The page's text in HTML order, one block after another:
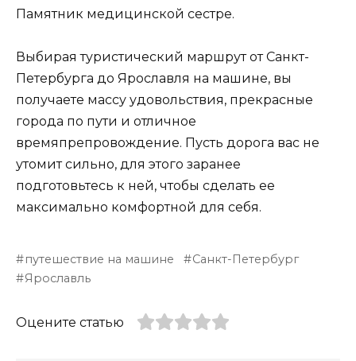
Памятник медицинской сестре.
Выбирая туристический маршрут от Санкт-
Петербурга до Ярославля на машине, вы
получаете массу удовольствия, прекрасные
города по пути и отличное
времяпрепровождение. Пусть дорога вас не
утомит сильно, для этого заранее
подготовьтесь к ней, чтобы сделать ее
максимально комфортной для себя.
путешествие на машине
Санкт-Петербург
Ярославль
Оцените статью